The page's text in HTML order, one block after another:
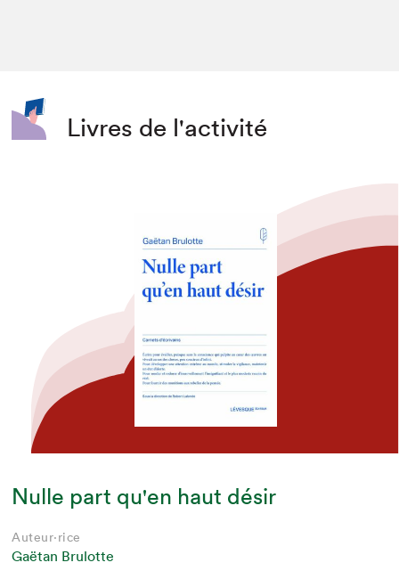
Livres de l'activité
Nulle part qu'en haut désir
Auteur·rice
Gaëtan Brulotte